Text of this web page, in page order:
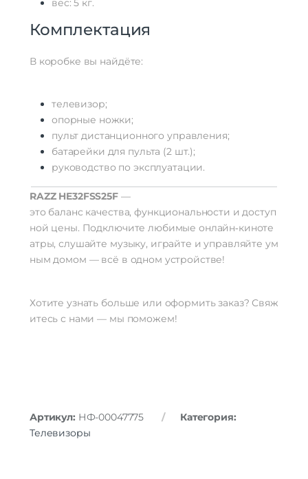
Комплектация
Вкоробке вы найдёте:
телевизор;
опорные ножки;
пульт дистанционного управления;
батарейки для пульта (2шт.);
руководство по эксплуатации.
RAZZHE32FSS25F—
это баланс качества, функциональности и доступ
ной цены. Подключите любимые онлайн‑киноте
атры, слушайте музыку, играйте и управляйте ум
ным домом — всё в одном устройстве!
Хотите узнать больше или оформитьзаказ? Свяж
итесь с нами — мы поможем!
Артикул: НФ-00047775
Категория:
Телевизоры